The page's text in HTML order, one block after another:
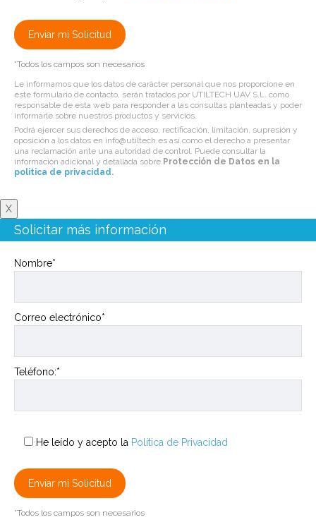
*Todos los campos son necesarios
Le informamos que los datos de carácter personal que nos proporcione en
este formulario de contacto, serán tratados por UTILTECH UAV S.L. como
responsable de esta web para responder a las consultas planteadas y poder
informarle sobre nuestros productos y servicios.
Podrá ejercer sus derechos de acceso, rectificación, limitación, supresión y
oposición a los datos en info@utiltech.es así como el derecho a presentar
una reclamación ante una autoridad de control. Puede consultar la
información adicional y detallada sobre Protección de Datos en la
politica de privacidad.
X
Solicitar más información
Nombre*
Correo electrónico*
Teléfono:*
He leído y acepto la Política de Privacidad
*Todos los campos son necesarios